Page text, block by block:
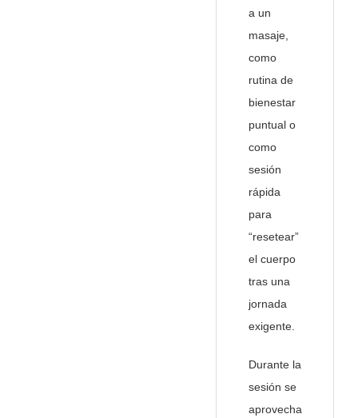
a un
masaje,
como
rutina de
bienestar
puntual o
como
sesión
rápida
para
“resetear”
el cuerpo
tras una
jornada
exigente.
Durante la
sesión se
aprovecha